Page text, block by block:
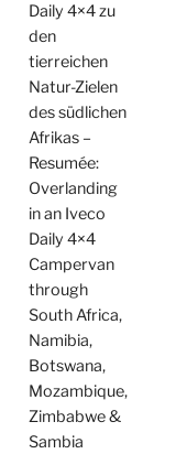
Daily 4×4 zu
den
tierreichen
Natur-Zielen
des südlichen
Afrikas –
Resumée:
Overlanding
in an Iveco
Daily 4×4
Campervan
through
South Africa,
Namibia,
Botswana,
Mozambique,
Zimbabwe &
Sambia